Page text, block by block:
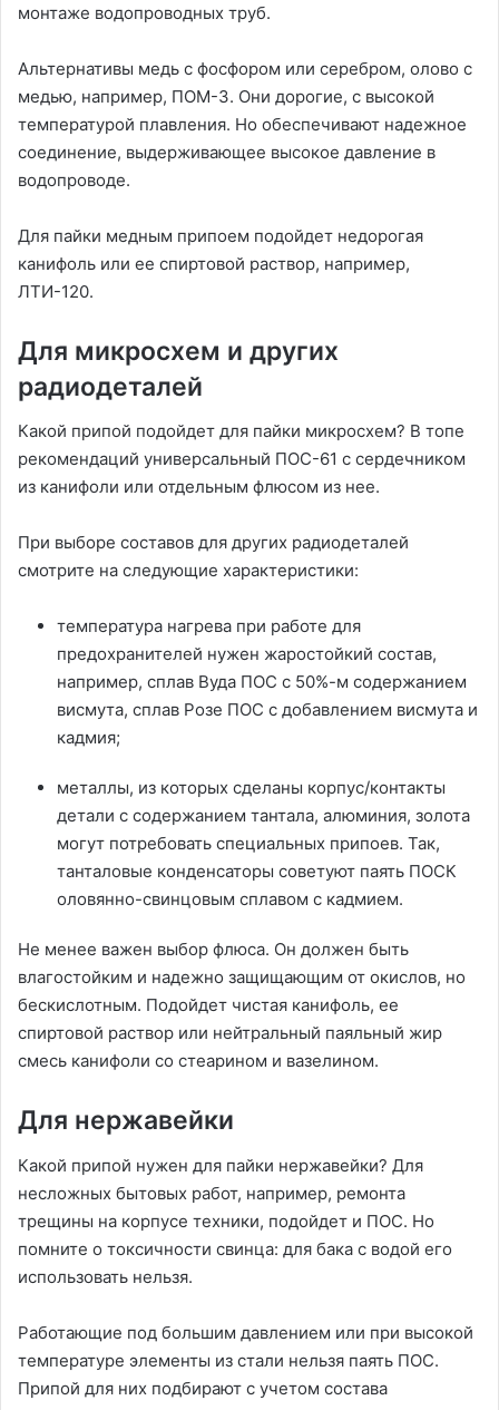
монтаже водопроводных труб.
Альтернативы медь с фосфором или серебром, олово с
медью, например, ПОМ-3. Они дорогие, с высокой
температурой плавления. Но обеспечивают надежное
соединение, выдерживающее высокое давление в
водопроводе.
Для пайки медным припоем подойдет недорогая
канифоль или ее спиртовой раствор, например,
ЛТИ-120.
Для микросхем и других
радиодеталей
Какой припой подойдет для пайки микросхем? В топе
рекомендаций универсальный ПОС-61 с сердечником
из канифоли или отдельным флюсом из нее.
При выборе составов для других радиодеталей
смотрите на следующие характеристики:
температура нагрева при работе для
предохранителей нужен жаростойкий состав,
например, сплав Вуда ПОС с 50%-м содержанием
висмута, сплав Розе ПОС с добавлением висмута и
кадмия;
металлы, из которых сделаны корпус/контакты
детали с содержанием тантала, алюминия, золота
могут потребовать специальных припоев. Так,
танталовые конденсаторы советуют паять ПОСК
оловянно-свинцовым сплавом с кадмием.
Не менее важен выбор флюса. Он должен быть
влагостойким и надежно защищающим от окислов, но
бескислотным. Подойдет чистая канифоль, ее
спиртовой раствор или нейтральный паяльный жир
смесь канифоли со стеарином и вазелином.
Для нержавейки
Какой припой нужен для пайки нержавейки? Для
несложных бытовых работ, например, ремонта
трещины на корпусе техники, подойдет и ПОС. Но
помните о токсичности свинца: для бака с водой его
использовать нельзя.
Работающие под большим давлением или при высокой
температуре элементы из стали нельзя паять ПОС.
Припой для них подбирают с учетом состава